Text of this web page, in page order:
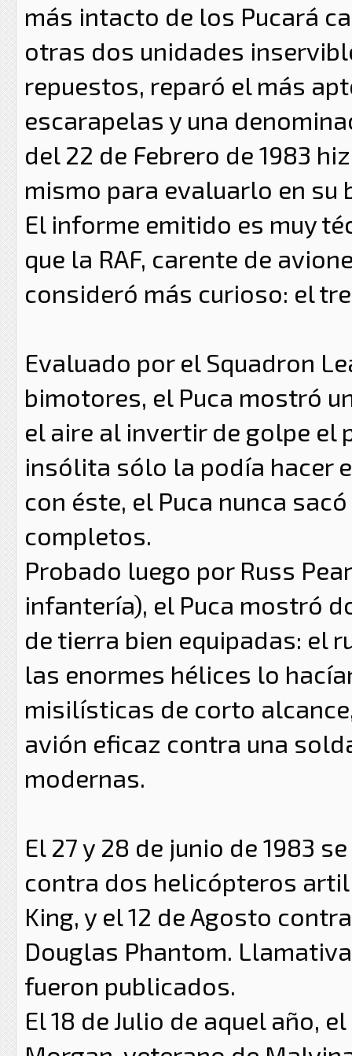
más intacto de los Pucará
otras dos unidades
repuestos, reparó el más
escarapelas y una
del 22 de Febrero de 1983
mismo para evaluarlo en su
El informe emitido es muy
que la RAF, carente de
consideró más curioso: el
Evaluado por el Squadron
bimotores, el Puca mostró
el aire al invertir de golpe el
insólita sólo la podía hacer
con éste, el Puca nunca
completos.
Probado luego por Russ
infantería), el Puca mostró
de tierra bien equipadas: el
las enormes hélices lo
misilísticas de corto
avión eficaz contra una
modernas.
El 27 y 28 de junio de 1983
contra dos helicópteros
King, y el 12 de Agosto
Douglas Phantom.
fueron publicados.
El 18 de Julio de aquel año,